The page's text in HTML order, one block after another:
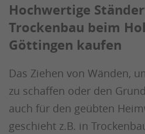
Hochwertige
Trockenbau beim
Göttingen kaufen
Das Ziehen von Wänden,
zu schaffen oder den
auch für den geübten
geschieht z.B. in